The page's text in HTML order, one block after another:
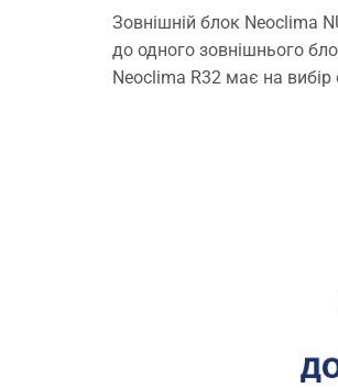
Зовнішній блок Neoclima
до одного зовнішнього
Neoclima R32 має на вибір